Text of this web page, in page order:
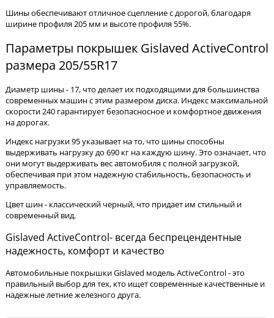
Шины обеспечивают отличное сцепление с дорогой, благодаря
ширине профиля 205 мм и высоте профиля 55%.
Параметры покрышек Gislaved ActiveControl
размера 205/55R17
Диаметр шины - 17, что делает их подходящими для большинства
современных машин с этим размером диска. Индекс максимальной
скорости 240 гарантирует безопасносное и комфортное движения
на дорогах.
Индекс нагрузки 95 указывает на то, что шины способны
выдерживать нагрузку до 690 кг на каждую шину. Это означает, что
они могут выдерживать вес автомобиля с полной загрузкой,
обеспечивая при этом надежную стабильность, безопасность и
управляемость.
Цвет шин - классический черный, что придает им стильный и
современный вид.
Gislaved ActiveControl- всегда беспрецендентные
надежность, комфорт и качество
Автомобильные покрышки Gislaved модель ActiveControl - это
правильный выбор для тех, кто ищет современные качественные и
надежные летние железного друга.